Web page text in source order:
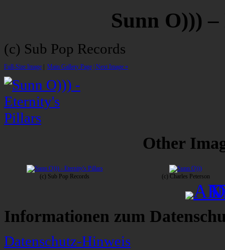
Sunn O)))
(c) Sub Pop Records
Full-Size Image Main Gallery Page | Next Image »
Other
(c) Sub Pop Records (c) Charles Peterson
Informationen zum
Datenschutz-Hinweis